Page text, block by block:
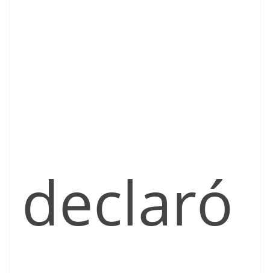
declaró